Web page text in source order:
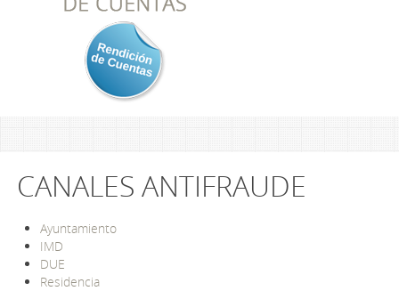
CANALES ANTIFRAUDE
Ayuntamiento
IMD
DUE
Residencia